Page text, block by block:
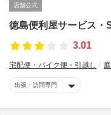
店舗公式
徳島便利屋サービス・
3.01
宅配便・バイク便・引越し
出張・訪問専門